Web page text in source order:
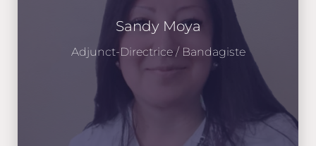
Sandy Moya
Adjunct-Directrice / Bandagiste